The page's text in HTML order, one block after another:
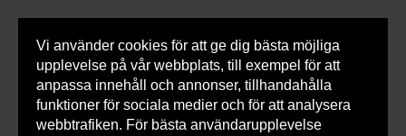
Vi använder cookies för att ge dig bästa möjliga
upplevelse på vår webbplats, till exempel för att
anpassa innehåll och annonser, tillhandahålla
funktioner för sociala medier och för att analysera
webbtrafiken. För bästa användarupplevelse
0 varorSnabborder
Du
Armatec > Produkter > Kyla > Slang >
Slang